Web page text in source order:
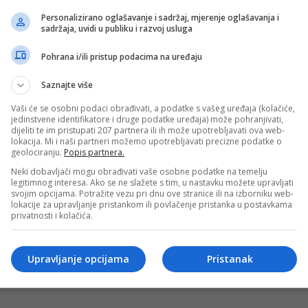
je bitna da se zna..
zastava u sukobu s Red Armyjem, ključni simbol
čeka Ultrase, sve zabilježeno kamerom (VIDEO)
Army su se večeras pohvalili itekako bogatim navijačkim
i trepet nakon večerašnjih nereda
su prema neslužbenim informacija navijači Veleža
Personalizirano oglašavanje i sadržaj, mjerenje oglašavanja i
sadržaja, uvidi u publiku i razvoj usluga
Pohrana i/ili pristup podacima na uređaju
Saznajte više
Vaši će se osobni podaci obrađivati, a podatke s vašeg uređaja (kolačiće,
jedinstvene identifikatore i druge podatke uređaja) može pohranjivati,
dijeliti te im pristupati 207 partnera ili ih može upotrebljavati ova web-
lokacija. Mi i naši partneri možemo upotrebljavati precizne podatke o
geolociranju. Popis partnera.
Neki dobavljači mogu obrađivati vaše osobne podatke na temelju
legitimnog interesa. Ako se ne slažete s tim, u nastavku možete upravljati
svojim opcijama. Potražite vezu pri dnu ove stranice ili na izborniku web-
lokacije za upravljanje pristankom ili povlačenje pristanka u postavkama
privatnosti i kolačića.
Pristanak
Upravljanje opcijama